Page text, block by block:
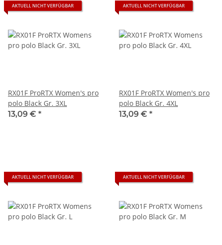
AKTUELL NICHT VERFÜGBAR
RX01F ProRTX Women's pro
polo Black Gr. 3XL
13,09 € *
AKTUELL NICHT VERFÜGBAR
RX01F ProRTX Women's pro
polo Black Gr. 4XL
13,09 € *
AKTUELL NICHT VERFÜGBAR AKTUELL NICHT VERFÜGBAR